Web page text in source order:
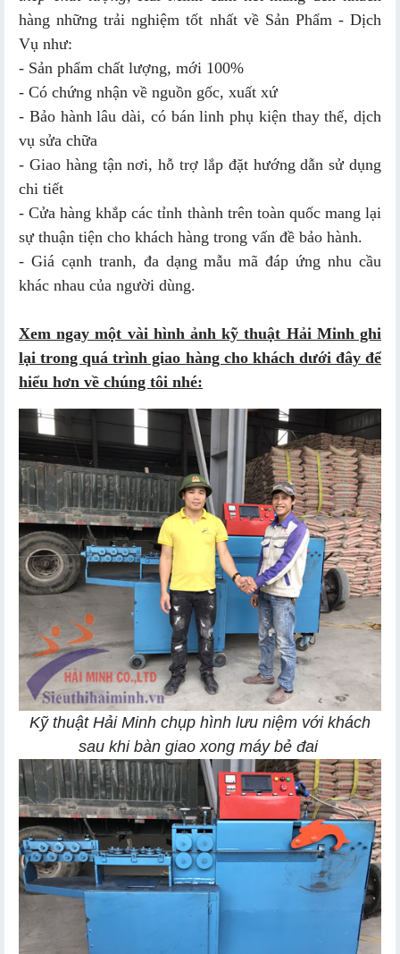
hàng những trải nghiệm tốt nhất về Sản Phẩm - Dịch
Vụ như:
- Sản phẩm chất lượng, mới 100%
- Có chứng nhận về nguồn gốc, xuất xứ
- Bảo hành lâu dài, có bán linh phụ kiện thay thế, dịch
vụ sửa chữa
- Giao hàng tận nơi, hỗ trợ lắp đặt hướng dẫn sử dụng
chi tiết
- Cửa hàng khắp các tỉnh thành trên toàn quốc mang lại
sự thuận tiện cho khách hàng trong vấn đề bảo hành.
- Giá cạnh tranh, đa dạng mẫu mã đáp ứng nhu cầu
khác nhau của người dùng.
Xem ngay một vài hình ảnh kỹ thuật Hải Minh ghi
lại trong quá trình giao hàng cho khách dưới đây để
hiểu hơn về chúng tôi nhé:
Kỹ thuật Hải Minh chụp hình lưu niệm với khách
sau khi bàn giao xong máy bẻ đai